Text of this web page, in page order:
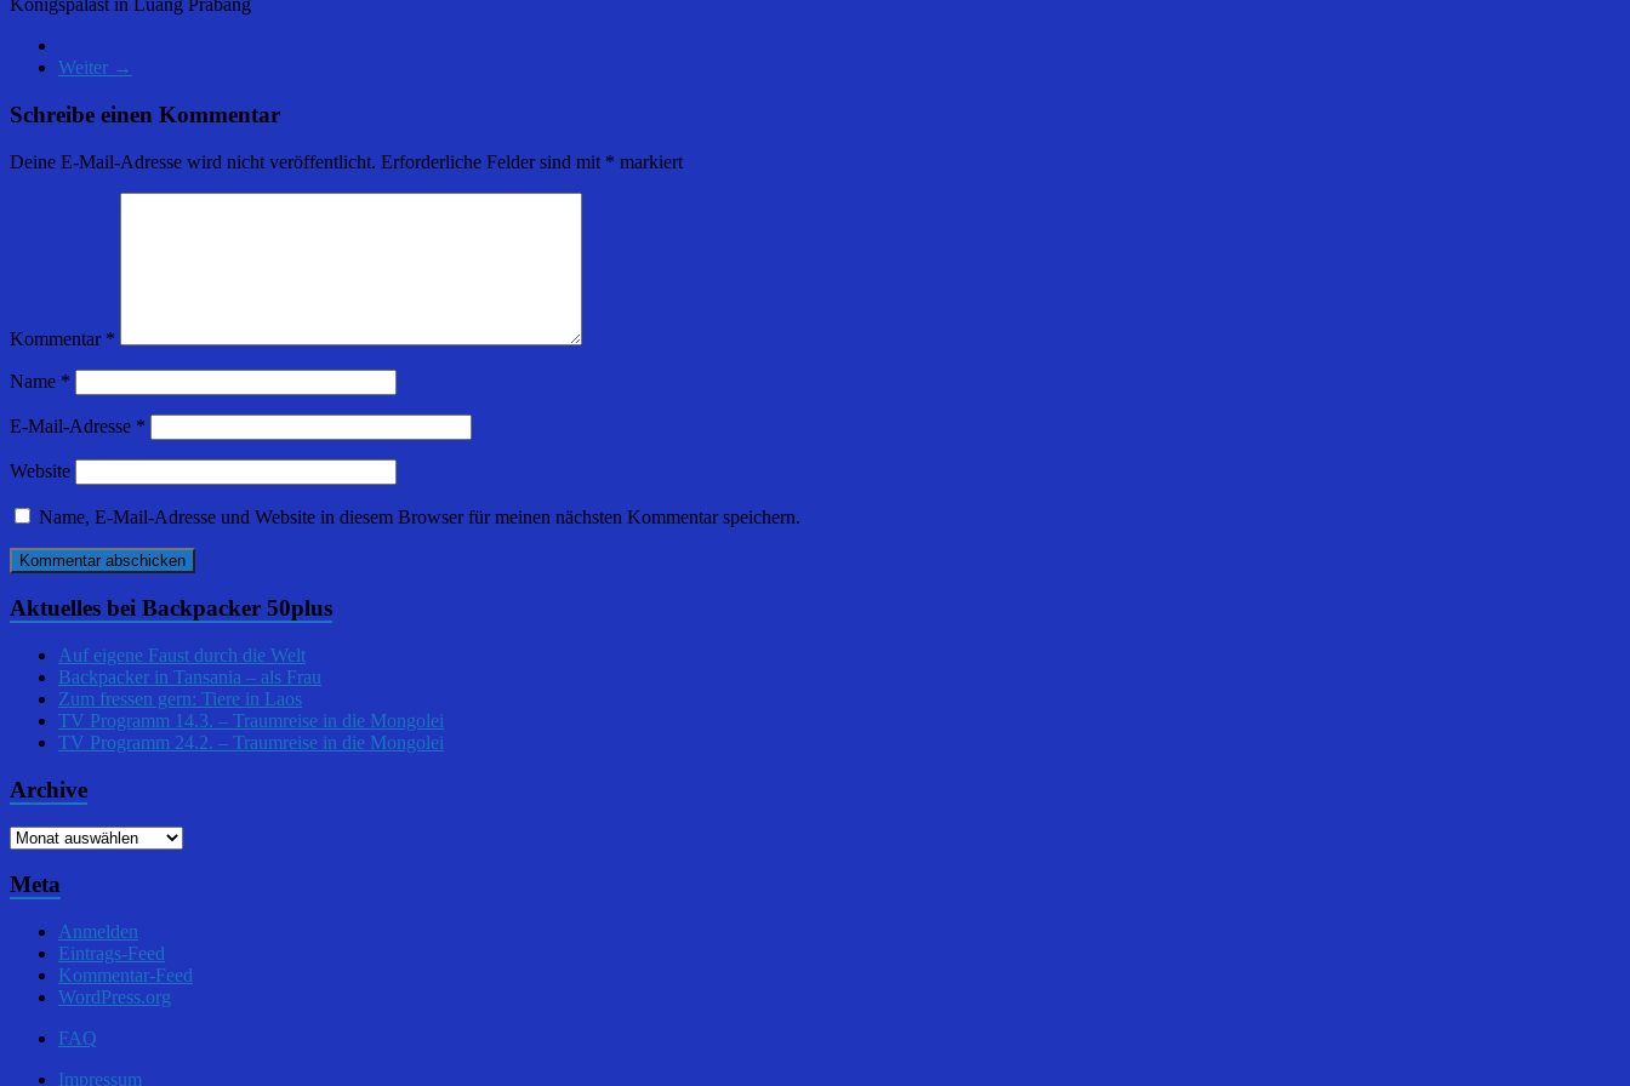
Königspalast in Luang Prabang
Weiter →
Schreibe einen Kommentar
Deine E-Mail-Adresse wird nicht veröffentlicht. Erforderliche Felder sind mit * markiert
Kommentar *
Name *
E-Mail-Adresse *
Website
Name, E-Mail-Adresse und Website in diesem Browser für meinen nächsten Kommentar speichern.
Aktuelles bei Backpacker 50plus
Auf eigene Faust durch die Welt
Backpacker in Tansania – als Frau
Zum fressen gern: Tiere in Laos
TV Programm 14.3. – Traumreise in die Mongolei
TV Programm 24.2. – Traumreise in die Mongolei
Archive
Archive
Meta
Anmelden
Eintrags-Feed
Kommentar-Feed
WordPress.org
FAQ
Impressum